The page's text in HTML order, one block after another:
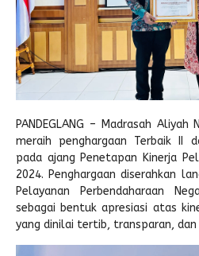
Pengembalian Mandiri
LINK LITERATUR
Kitab Asli
Cari Hadits
PANDEGLANG – Madrasah Aliyah
meraih penghargaan Terbaik II
pada ajang Penetapan Kinerja
2024. Penghargaan diserahkan
Pelayanan Perbendaharaan
sebagai bentuk apresiasi atas
yang dinilai tertib, transparan,